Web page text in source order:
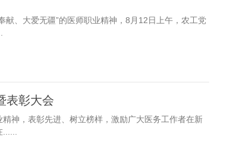
献、大爱无疆”的医师职业精神，8月12日上午，农工党
表彰大会
神，表彰先进、树立榜样，激励广大医务工作者在新